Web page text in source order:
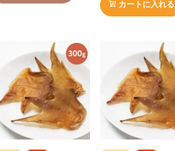
カートに入れる